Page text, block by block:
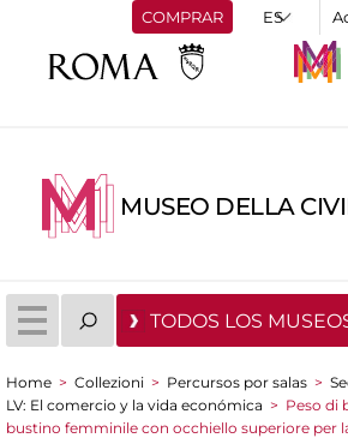
COMPRAR
MUSEO DELLA
TODOS LOS
You are here
Home > Collezioni > Percursos por salas >
LV: El comercio y la vida económica > Peso di
bustino femminile con occhiello superiore per